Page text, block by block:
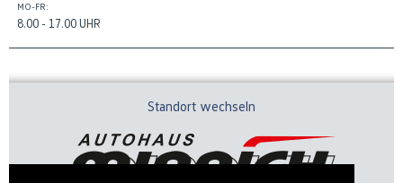
MO-FR:
8.00 - 17.00 UHR
Standort wechseln